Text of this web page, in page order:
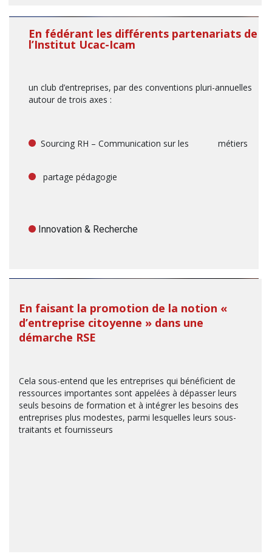
En fédérant les différents partenariats de
l’Institut Ucac-Icam
un club d’entreprises, par des conventions pluri-annuelles
autour de trois axes :
Sourcing RH – Communication sur les métiers
partage pédagogie
Innovation & Recherche
En faisant la promotion de la notion «
d’entreprise citoyenne » dans une
démarche RSE
Cela sous-entend que les entreprises qui bénéficient de
ressources importantes sont appelées à dépasser leurs
seuls besoins de formation et à intégrer les besoins des
entreprises plus modestes, parmi lesquelles leurs sous-
traitants et fournisseurs